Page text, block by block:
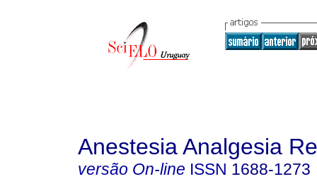
Anestesia Analgesia
versão On-line ISSN 1688-1273